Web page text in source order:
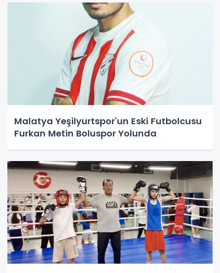
Malatya Yeşilyurtspor'un Eski Futbolcusu
Furkan Metin Boluspor Yolunda